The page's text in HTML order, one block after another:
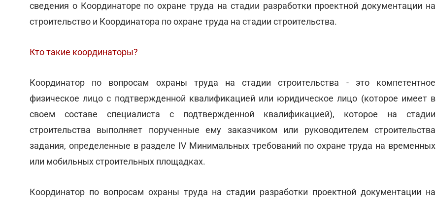
сведения о Координаторе по охране труда на стадии разработки проектной документации на
строительство и Координатора по охране труда на стадии строительства.
Кто такие координаторы?
Координатор по вопросам охраны труда на стадии строительства - это компетентное
физическое лицо с подтвержденной квалификацией или юридическое лицо (которое имеет в
своем составе специалиста с подтвержденной квалификацией), которое на стадии
строительства выполняет порученные ему заказчиком или руководителем строительства
задания, определенные в разделе IV Минимальных требований по охране труда на временных
или мобильных строительных площадках.
Координатор по вопросам охраны труда на стадии разработки проектной документации на